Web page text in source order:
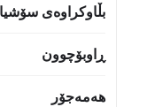
بڵاوکراوەی
ڕاوبۆچوون
هەمەجۆر